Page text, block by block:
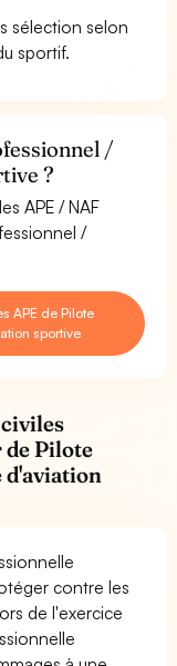
sélection selon
sportif.
/
?
APE / NAF
/
APE de Pilote
sportive
Pilote
contre les
de l'exercice